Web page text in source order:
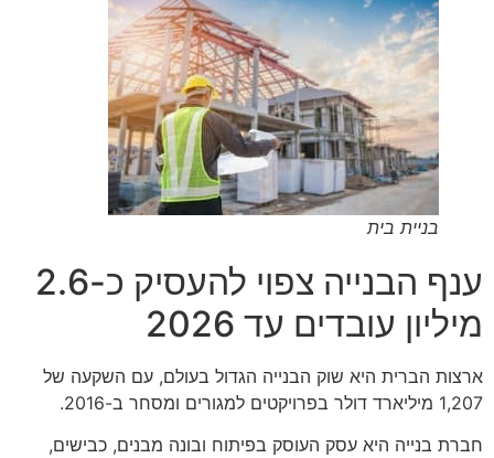
בניית בית
ענף הבנייה צפוי להעסיק כ-2.6
מיליון עובדים עד 2026
ארצות הברית היא שוק הבנייה הגדול בעולם, עם השקעה של
1,207 מיליארד דולר בפרויקטים למגורים ומסחר ב-2016.
חברת בנייה היא עסק העוסק בפיתוח ובונה מבנים, כבישים,